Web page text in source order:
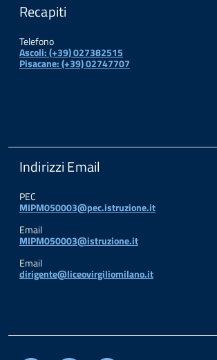
Recapiti
Telefono
Ascoli: (+39) 027382515
Pisacane: (+39) 02747707
Indirizzi Email
PEC
MIPM050003@pec.istruzione.it
Email
MIPM050003@istruzione.it
Email
dirigente@liceovirgiliomilano.it